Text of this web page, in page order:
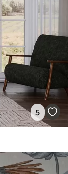
5